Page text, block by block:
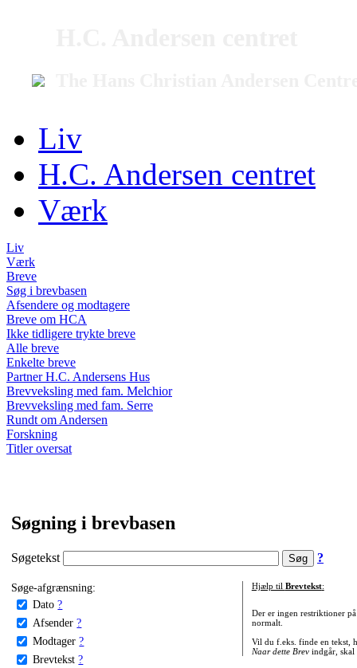
Liv
H.C. Andersen centret
Værk
Liv
Værk
Breve
Søg i brevbasen
Afsendere og modtagere
Breve om HCA
Ikke tidligere trykte breve
Alle breve
Enkelte breve
Partner H.C. Andersens Hus
Brevveksling med fam. Melchior
Brevveksling med fam. Serre
Rundt om Andersen
Forskning
Titler oversat
Søgning i brevbasen
Søgetekst ?
Søge-afgrænsning:
Dato ?
Afsender ?
Modtager ?
Brevtekst ?
Hjælp til Brevtekst:
Der er ingen restriktioner
normalt.
Vil du f.eks. finde en tekst,
Naar dette Brevindgår, skal